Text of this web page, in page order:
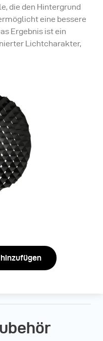
die den Hintergrund
eine bessere
Ergebnis ist ein
Lichtcharakter,